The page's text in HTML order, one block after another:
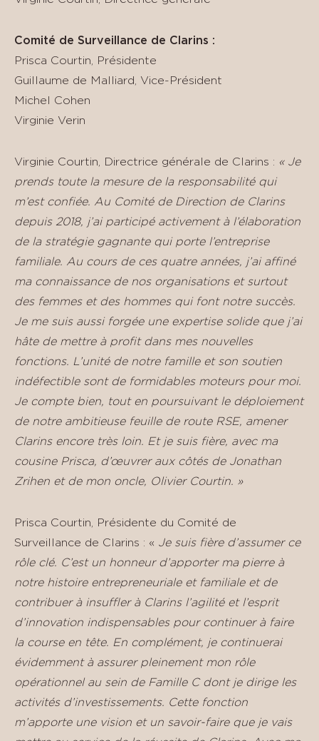
Comité de Surveillance de Clarins :
Prisca Courtin, Présidente
Guillaume de Malliard, Vice-Président
Michel Cohen
Virginie Verin
Virginie Courtin, Directrice générale de Clarins : « Je
prends toute la mesure de la responsabilité qui
m’est confiée. Au Comité de Direction de Clarins
depuis 2018, j’ai participé activement à l’élaboration
de la stratégie gagnante qui porte l’entreprise
familiale. Au cours de ces quatre années, j’ai affiné
ma connaissance de nos organisations et surtout
des femmes et des hommes qui font notre succès.
Je me suis aussi forgée une expertise solide que j’ai
hâte de mettre à profit dans mes nouvelles
fonctions. L’unité de notre famille et son soutien
indéfectible sont de formidables moteurs pour moi.
Je compte bien, tout en poursuivant le déploiement
de notre ambitieuse feuille de route RSE, amener
Clarins encore très loin. Et je suis fière, avec ma
cousine Prisca, d’œuvrer aux côtés de Jonathan
Zrihen et de mon oncle, Olivier Courtin. »
Prisca Courtin, Présidente du Comité de
Surveillance de Clarins : « Je suis fière d’assumer ce
rôle clé. C’est un honneur d’apporter ma pierre à
notre histoire entrepreneuriale et familiale et de
contribuer à insuffler à Clarins l’agilité et l’esprit
d’innovation indispensables pour continuer à faire
la course en tête. En complément, je continuerai
évidemment à assurer pleinement mon rôle
opérationnel au sein de Famille C dont je dirige les
activités d’investissements. Cette fonction
m’apporte une vision et un savoir-faire que je vais